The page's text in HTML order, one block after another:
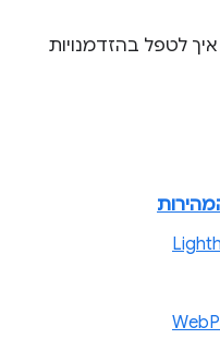
לטפל בהזדמנויות